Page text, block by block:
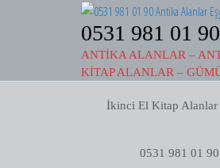
0531 981 01
ANTIKA ALANLAR –
KITAP ALANLAR –
İkinci El Kitap Alanlar
0531 981 01